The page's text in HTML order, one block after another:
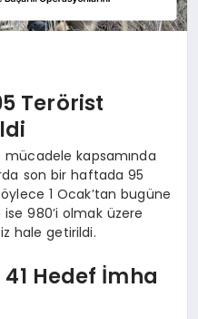
Terörist
mücadele kapsamında
son bir haftada 95
1 Ocak’tan bugüne
ise 980’i olmak üzere
hale getirildi.
41 Hedef İmha